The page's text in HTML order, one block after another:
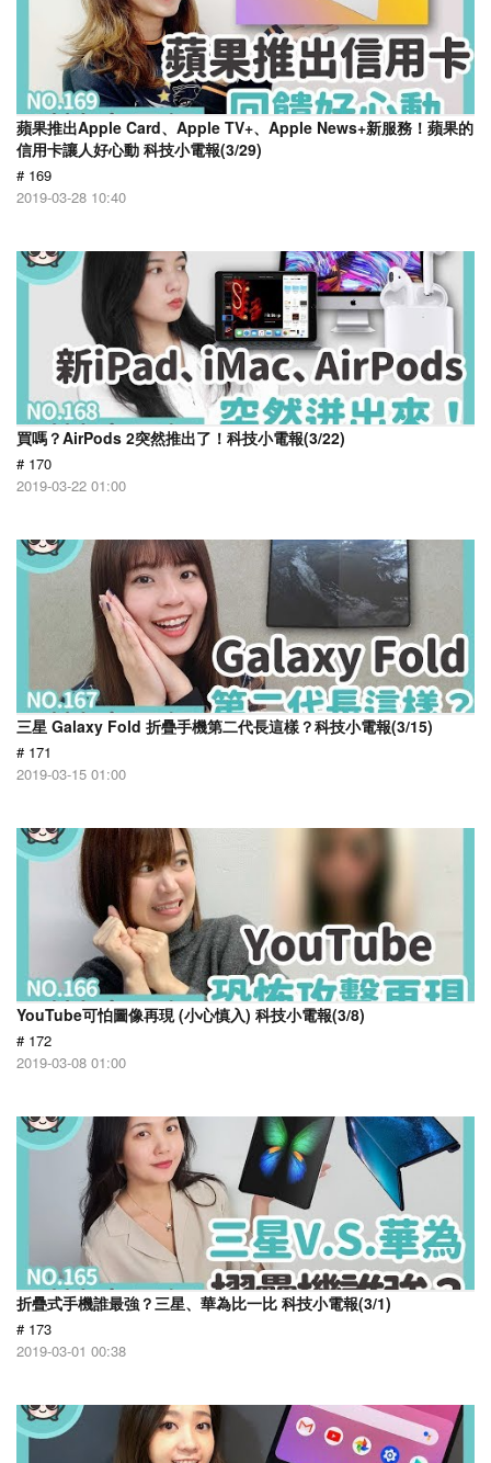
蘋果推出Apple Card、Apple TV+、Apple News+新服務！蘋果的
信用卡讓人好心動 科技小電報(3/29)
# 169
2019-03-28 10:40
買嗎？AirPods 2突然推出了！科技小電報(3/22)
# 170
2019-03-22 01:00
三星 Galaxy Fold 折疊手機第二代長這樣？科技小電報(3/15)
# 171
2019-03-15 01:00
YouTube可怕圖像再現 (小心慎入) 科技小電報(3/8)
# 172
2019-03-08 01:00
折疊式手機誰最強？三星、華為比一比 科技小電報(3/1)
# 173
2019-03-01 00:38